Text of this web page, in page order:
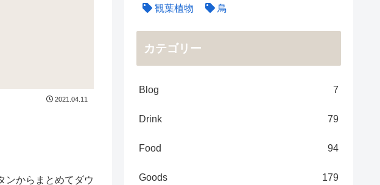
2021.04.11
ンからまとめてダウ
観葉植物
鳥
カテゴリー
Blog 7
Drink 79
Food 94
Goods 179